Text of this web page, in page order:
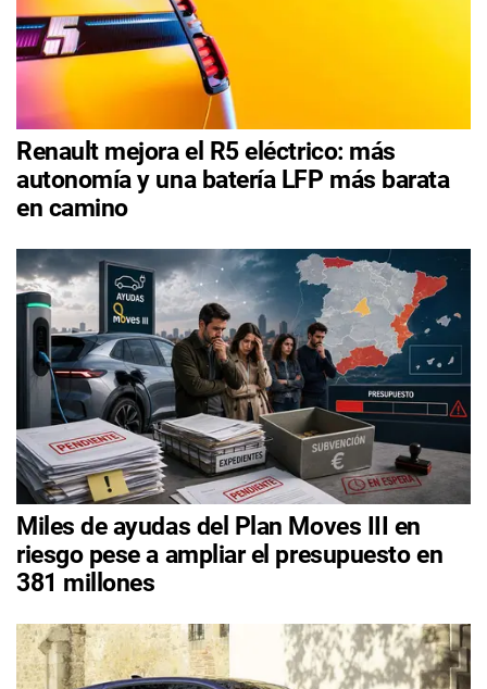
Renault mejora el R5 eléctrico: más
autonomía y una batería LFP más barata
en camino
Miles de ayudas del Plan Moves III en
riesgo pese a ampliar el presupuesto en
381 millones